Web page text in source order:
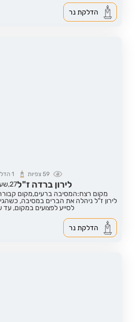
הדלקת נר
59צפיות 1
לירון ברדה ז"ל27,
מקום רצח:המסיבה ברעים,מקום
לירון ז"ל ניהלה את הברים במסיבה,
לסייע לפצועים במקום,
הדלקת נר